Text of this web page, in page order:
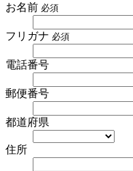
お名前 必須
フリガナ 必須
電話番号
郵便番号
都道府県
住所